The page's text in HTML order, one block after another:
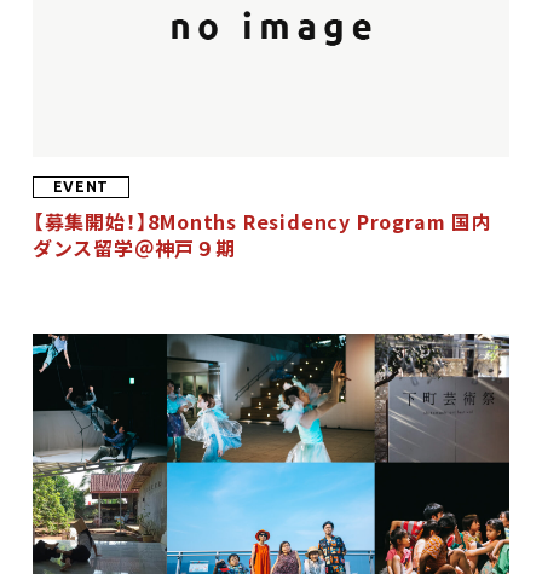
プロジェクト
劇場レンタル
Select Language▼
EVENT
【募集開始！】8Months Residency Program 国内
ダンス留学＠神戸９期